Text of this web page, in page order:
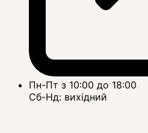
Пн-Пт з 10:00 до 18:00
Сб-Нд: вихідний